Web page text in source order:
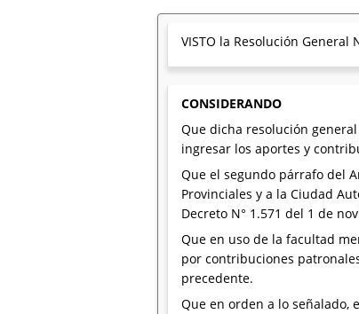
VISTO la Resolución
CONSIDERANDO
Que dicha resolución
ingresar los aportes y
Que el segundo párrafo del
Provinciales y a la Ciudad
Decreto N° 1.571 del 1 de
Que en uso de la facultad
por contribuciones
precedente.
Que en orden a lo señalado,